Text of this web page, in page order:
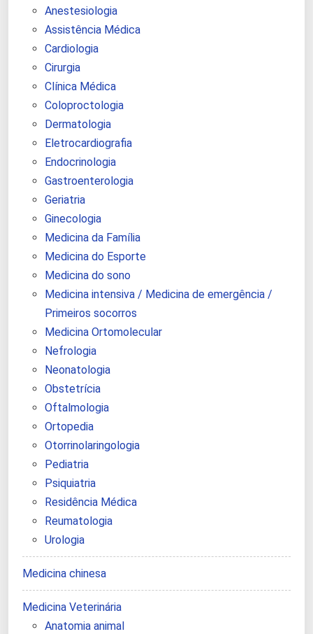
Anestesiologia
Assistência Médica
Cardiologia
Cirurgia
Clínica Médica
Coloproctologia
Dermatologia
Eletrocardiografia
Endocrinologia
Gastroenterologia
Geriatria
Ginecologia
Medicina da Família
Medicina do Esporte
Medicina do sono
Medicina intensiva / Medicina de emergência /
Primeiros socorros
Medicina Ortomolecular
Nefrologia
Neonatologia
Obstetrícia
Oftalmologia
Ortopedia
Otorrinolaringologia
Pediatria
Psiquiatria
Residência Médica
Reumatologia
Urologia
Medicina chinesa
Medicina Veterinária
Anatomia animal